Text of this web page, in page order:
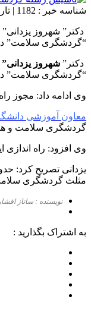
شناسه خبر : 1182 | تاریخ انتشار : 31 جولای 2024 - 20:14 | ارسال توسط :
دکتر” شهروز
“گردشگری سلامت”
دکتر” شهروز یزدانی”
“گردشگری سلامت”
وی ادامه داد: مجوز
معاون آموزشی
گردشگری سلامت و
وی افزود: راه
یزدانی تصریح کرد:
مثلث گردشگری
نویسنده : ساناز افشار
به اشتراک بگذارید :